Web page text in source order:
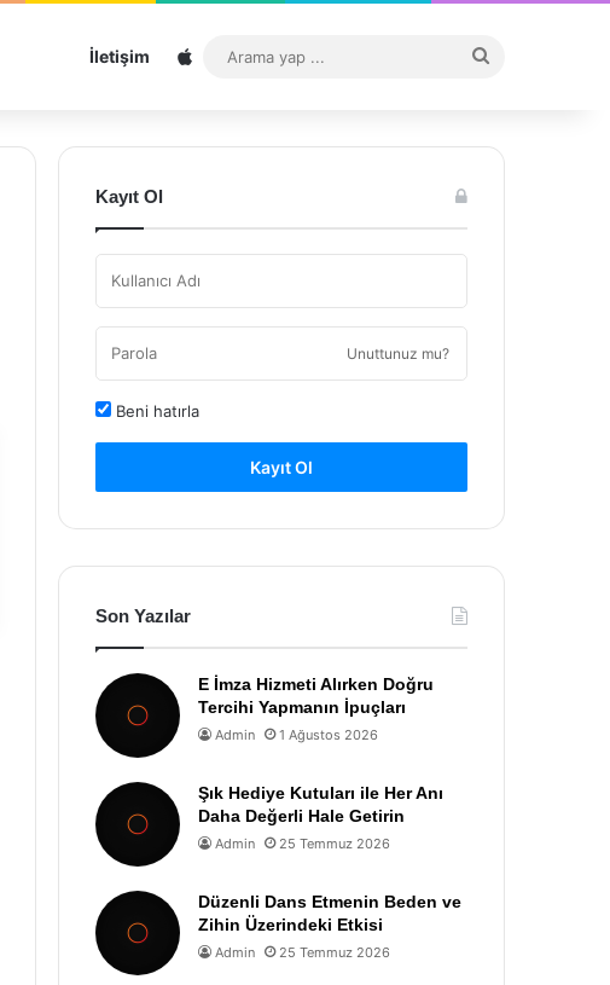
İletişim Sitemap
...
Kayıt Ol
Unuttunuz mu?
Beni hatırla
Kayıt Ol
Son Yazılar
E İmza Hizmeti Alırken Doğru
Tercihi Yapmanın İpuçları
Admin 1 Ağustos 2026
Şık Hediye Kutuları ile Her Anı
Daha Değerli Hale Getirin
Admin 25 Temmuz 2026
Düzenli Dans Etmenin Beden ve
Zihin Üzerindeki Etkisi
Admin 25 Temmuz 2026